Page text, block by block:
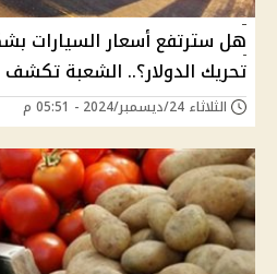
هل سترتفع أسعار السيارات
تحريك الدولار؟.. الشعبة تكشف
الثلاثاء 24/ديسمبر/2024 - 05:51 م